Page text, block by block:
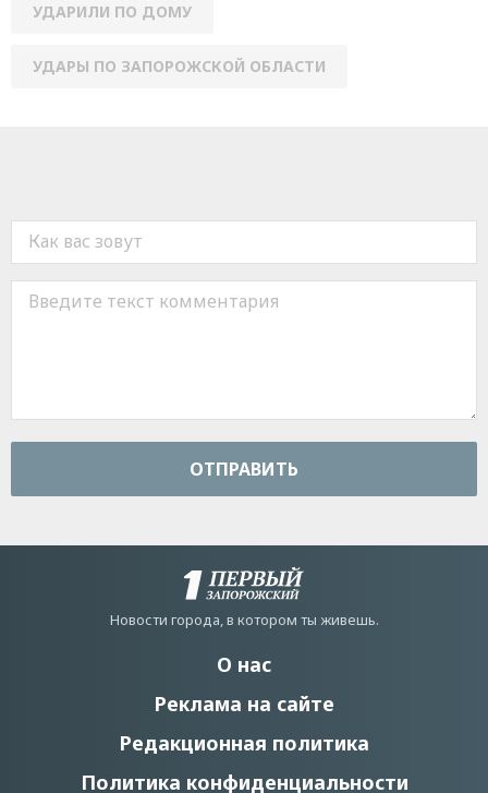
УДАРИЛИ ПО ДОМУ
УДАРЫ ПО ЗАПОРОЖСКОЙ ОБЛАСТИ
ОТПРАВИТЬ
Новости города, в котором ты живешь.
О нас
Реклама на сайте
Редакционная политика
Политика конфиденциальности